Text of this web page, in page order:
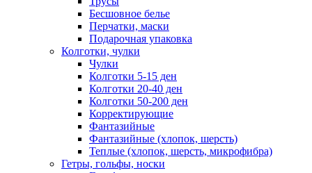
Бесшовное белье
Перчатки, маски
Подарочная упаковка
Колготки, чулки
Чулки
Колготки 5-15 ден
Колготки 20-40 ден
Колготки 50-200 ден
Корректирующие
Фантазийные
Фантазийные (хлопок, шерсть)
Теплые (хлопок, шерсть, микрофибра)
Гетры, гольфы, носки